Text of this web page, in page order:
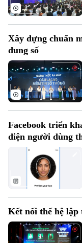
Theo dõi Hà Nội On
Xây dựng chuẩn
dung số
Facebook triển
diện người dùng
Kết nối thế hệ